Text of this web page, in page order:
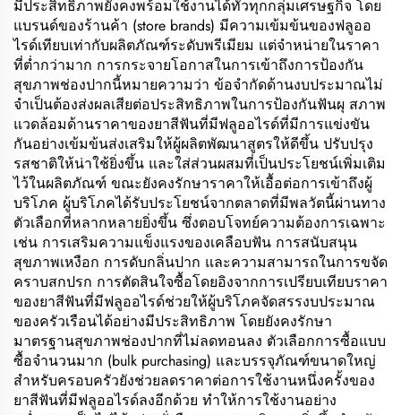
มีประสิทธิภาพยังคงพร้อมใช้งานได้ทั่วทุกกลุ่มเศรษฐกิจ โดย
แบรนด์ของร้านค้า (store brands) มีความเข้มข้นของฟลูออ
ไรด์เทียบเท่ากับผลิตภัณฑ์ระดับพรีเมียม แต่จำหน่ายในราคา
ที่ต่ำกว่ามาก การกระจายโอกาสในการเข้าถึงการป้องกัน
สุขภาพช่องปากนี้หมายความว่า ข้อจำกัดด้านงบประมาณไม่
จำเป็นต้องส่งผลเสียต่อประสิทธิภาพในการป้องกันฟันผุ สภาพ
แวดล้อมด้านราคาของยาสีฟันที่มีฟลูออไรด์ที่มีการแข่งขัน
กันอย่างเข้มข้นส่งเสริมให้ผู้ผลิตพัฒนาสูตรให้ดีขึ้น ปรับปรุง
รสชาติให้น่าใช้ยิ่งขึ้น และใส่ส่วนผสมที่เป็นประโยชน์เพิ่มเติม
ไว้ในผลิตภัณฑ์ ขณะยังคงรักษาราคาให้เอื้อต่อการเข้าถึงผู้
บริโภค ผู้บริโภคได้รับประโยชน์จากตลาดที่มีพลวัตนี้ผ่านทาง
ตัวเลือกที่หลากหลายยิ่งขึ้น ซึ่งตอบโจทย์ความต้องการเฉพาะ
เช่น การเสริมความแข็งแรงของเคลือบฟัน การสนับสนุน
สุขภาพเหงือก การดับกลิ่นปาก และความสามารถในการขจัด
คราบสกปรก การตัดสินใจซื้อโดยอิงจากการเปรียบเทียบราคา
ของยาสีฟันที่มีฟลูออไรด์ช่วยให้ผู้บริโภคจัดสรรงบประมาณ
ของครัวเรือนได้อย่างมีประสิทธิภาพ โดยยังคงรักษา
มาตรฐานสุขภาพช่องปากที่ไม่ลดทอนลง ตัวเลือกการซื้อแบบ
ซื้อจำนวนมาก (bulk purchasing) และบรรจุภัณฑ์ขนาดใหญ่
สำหรับครอบครัวยังช่วยลดราคาต่อการใช้งานหนึ่งครั้งของ
ยาสีฟันที่มีฟลูออไรด์ลงอีกด้วย ทำให้การใช้งานอย่าง